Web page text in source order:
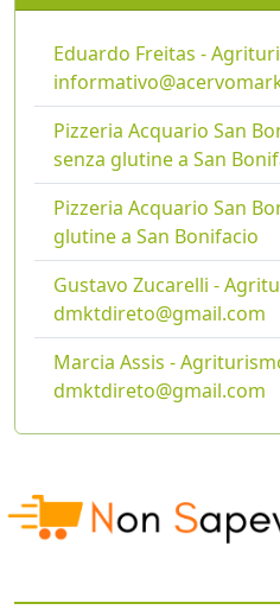
Eduardo Freitas -
Pizzeria Acquario San
senza glutine a San
Pizzeria Acquario San
glutine a San Bonifacio
Gustavo Zucarelli -
dmktdireto@gmail.com
Marcia Assis -
dmktdireto@gmail.com